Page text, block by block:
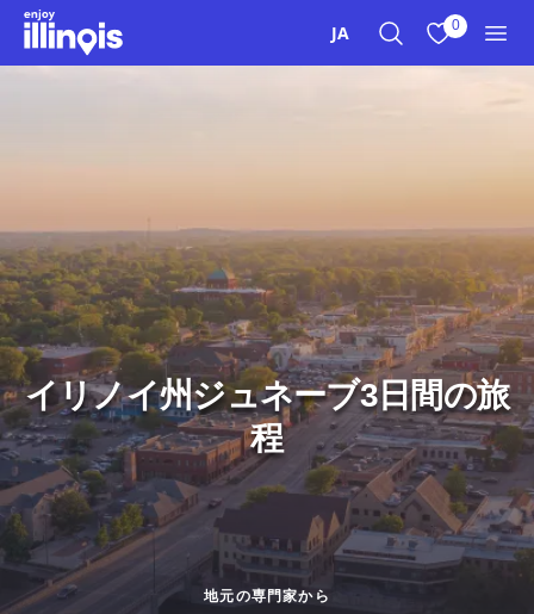
本文へスキップ
JA 0
イリノイ州ジュネーブ3日間の旅
程
地元の専門家から